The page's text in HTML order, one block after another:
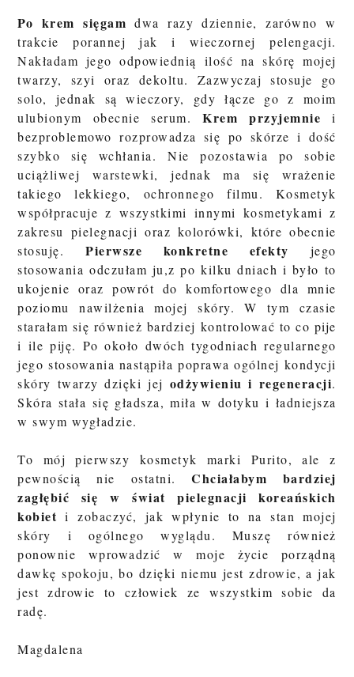
Po krem sięgam dwa razy dziennie, zarówno w
trakcie porannej jak i wieczornej pelengacji.
Nakładam jego odpowiednią ilość na skórę mojej
twarzy, szyi oraz dekoltu. Zazwyczaj stosuje go
solo, jednak są wieczory, gdy łącze go z moim
ulubionym obecnie serum.Krem przyjemniei
bezproblemowo rozprowadza się po skórze i dość
szybko się wchłania. Nie pozostawia po sobie
uciążliwej warstewki, jednak ma się wrażenie
takiego lekkiego, ochronnego filmu. Kosmetyk
współpracuje z wszystkimi innymi kosmetykami z
zakresu pielegnacji oraz kolorówki, które obecnie
stosuję.Pierwsze konkretne efekty jego
stosowania odczułam ju,z po kilku dniach i było to
ukojenie oraz powrót do komfortowego dla mnie
poziomu nawilżenia mojej skóry. W tym czasie
starałam się również bardziej kontrolować to co pije
i ile piję. Po około dwóch tygodniach regularnego
jego stosowania nastąpiła poprawa ogólnej kondycji
skóry twarzy dzięki jej odżywieniu i regeneracji.
Skóra stała się gładsza, miła w dotyku i ładniejsza
w swym wygładzie.
To mój pierwszy kosmetyk marki Purito, ale z
pewnością nie ostatni.Chciałabym bardziej
zagłębić się w świat pielegnacji koreańskich
kobiet i zobaczyć, jak wpłynie to na stan mojej
skóry i ogólnego wyglądu. Muszę również
ponownie wprowadzić w moje życie porządną
dawkę spokoju, bo dzięki niemu jest zdrowie, a jak
jest zdrowie to człowiek ze wszystkim sobie da
radę.
Magdalena